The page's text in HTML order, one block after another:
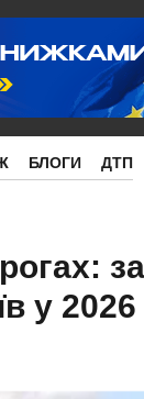
БЛОГИ ДТП
за
у 2026